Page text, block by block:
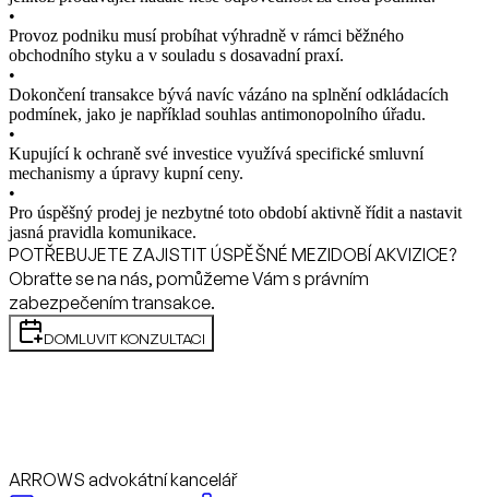
•
Provoz podniku musí probíhat výhradně v rámci běžného
obchodního styku a v souladu s dosavadní praxí.
•
Dokončení transakce bývá navíc vázáno na splnění odkládacích
podmínek, jako je například souhlas antimonopolního úřadu.
•
Kupující k ochraně své investice využívá specifické smluvní
mechanismy a úpravy kupní ceny.
•
Pro úspěšný prodej je nezbytné toto období aktivně řídit a nastavit
jasná pravidla komunikace.
POTŘEBUJETE ZAJISTIT ÚSPĚŠNÉ MEZIDOBÍ AKVIZICE?
Obraťte se na nás, pomůžeme Vám s právním
zabezpečením transakce.
DOMLUVIT KONZULTACI
ARROWS advokátní kancelář